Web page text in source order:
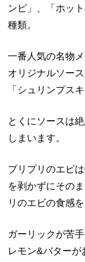
ンピ」、「ホッ
種類。
一番人気の名物
オリジナルソー
「シュリンプス
とくにソースは
しまいます。
プリプリのエビ
を剥かずにその
リのエビの食感
ガーリックが苦
レモン&バターが